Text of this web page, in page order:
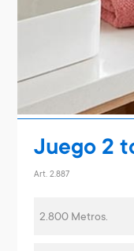
Juego 2
Art. 2.887
2.800 Metros.